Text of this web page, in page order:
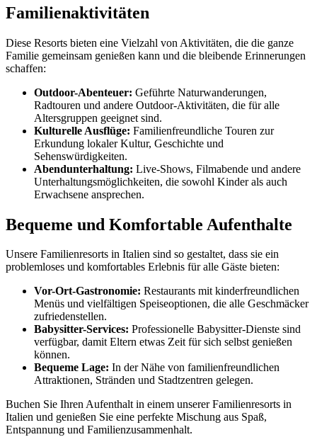
Familienaktivitäten
Diese Resorts bieten eine Vielzahl von Aktivitäten, die die ganze
Familie gemeinsam genießen kann und die bleibende Erinnerungen
schaffen:
Outdoor-Abenteuer: Geführte Naturwanderungen,
Radtouren und andere Outdoor-Aktivitäten, die für alle
Altersgruppen geeignet sind.
Kulturelle Ausflüge: Familienfreundliche Touren zur
Erkundung lokaler Kultur, Geschichte und
Sehenswürdigkeiten.
Abendunterhaltung: Live-Shows, Filmabende und andere
Unterhaltungsmöglichkeiten, die sowohl Kinder als auch
Erwachsene ansprechen.
Bequeme und Komfortable Aufenthalte
Unsere Familienresorts in Italien sind so gestaltet, dass sie ein
problemloses und komfortables Erlebnis für alle Gäste bieten:
Vor-Ort-Gastronomie: Restaurants mit kinderfreundlichen
Menüs und vielfältigen Speiseoptionen, die alle Geschmäcker
zufriedenstellen.
Babysitter-Services: Professionelle Babysitter-Dienste sind
verfügbar, damit Eltern etwas Zeit für sich selbst genießen
können.
Bequeme Lage: In der Nähe von familienfreundlichen
Attraktionen, Stränden und Stadtzentren gelegen.
Buchen Sie Ihren Aufenthalt in einem unserer Familienresorts in
Italien und genießen Sie eine perfekte Mischung aus Spaß,
Entspannung und Familienzusammenhalt.